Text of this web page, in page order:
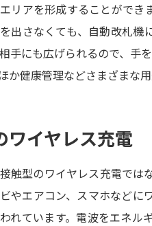
リアを形成することができ
出さなくても、自動改札
手にも広げられるので、手
か健康管理などさまざまな用
ワイヤレス充電
触型のワイヤレス充電では
やエアコン、スマホなどに
れています。電波をエネル